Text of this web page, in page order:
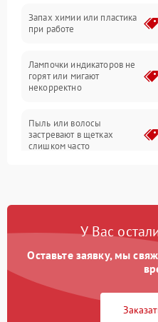
Батарея
Программные сбои
Запах химии или пластика
при работе
Лампочки индикаторов не
горят или мигают
некорректно
Пыль или волосы
застревают в щетках
слишком часто
У Вас
Оставьте заявку, мы